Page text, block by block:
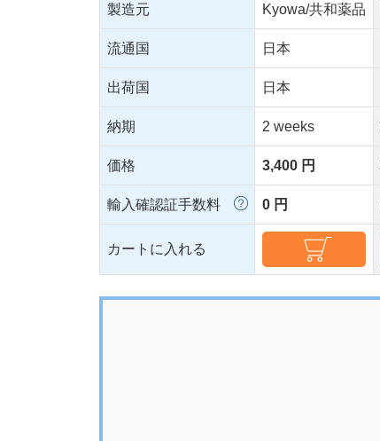
製造元 Kyowa/共和薬品
流通国 日本
出荷国 日本
納期 2 weeks
価格 3,400 円
輸入確認証手数料 0 円
カートに入れる